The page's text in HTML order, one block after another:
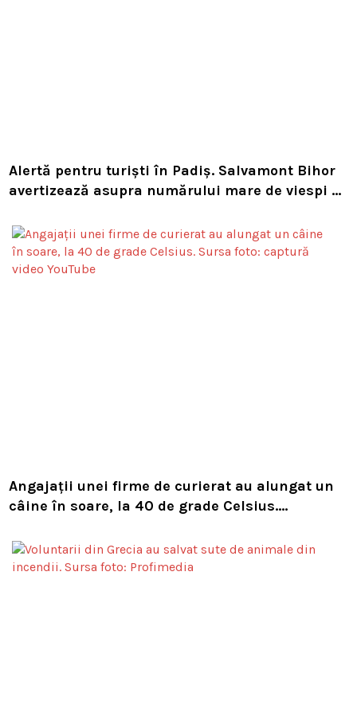
Alertă pentru turiști în Padiș. Salvamont Bihor
avertizează asupra numărului mare de viespi de
Angajații unei firme de curierat au alungat un
câine în soare, la 40 de grade Celsius.